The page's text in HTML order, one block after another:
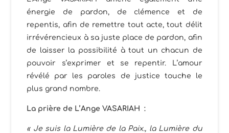
énergie de pardon, de clémence et de
repentis, afin de remettre tout acte, tout délit
irrévérencieux à sa juste place de pardon, afin
de laisser la possibilité à tout un chacun de
pouvoir s’exprimer et se repentir. L’amour
révélé par les paroles de justice touche le
plus grand nombre.
La prière de L’Ange VASARIAH :
« Je suis la Lumière de la Paix., la Lumière du